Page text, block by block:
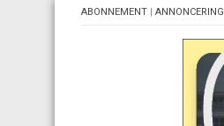
ABONNEMENT | ANNONCERING